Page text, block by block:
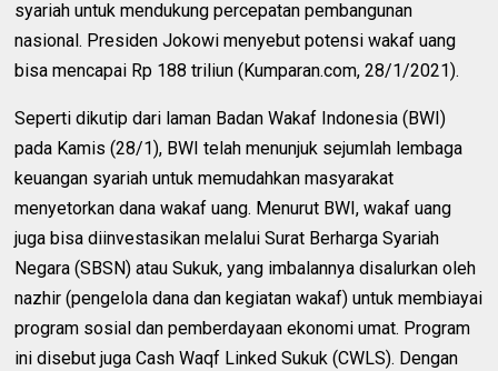
syariah untuk mendukung percepatan pembangunan
nasional. Presiden Jokowi menyebut potensi wakaf uang
bisa mencapai Rp 188 triliun (Kumparan.com, 28/1/2021).
Seperti dikutip dari laman Badan Wakaf Indonesia (BWI)
pada Kamis (28/1), BWI telah menunjuk sejumlah lembaga
keuangan syariah untuk memudahkan masyarakat
menyetorkan dana wakaf uang. Menurut BWI, wakaf uang
juga bisa diinvestasikan melalui Surat Berharga Syariah
Negara (SBSN) atau Sukuk, yang imbalannya disalurkan oleh
nazhir (pengelola dana dan kegiatan wakaf) untuk membiayai
program sosial dan pemberdayaan ekonomi umat. Program
ini disebut juga Cash Waqf Linked Sukuk (CWLS). Dengan